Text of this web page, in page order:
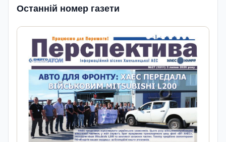
Останній номер газети